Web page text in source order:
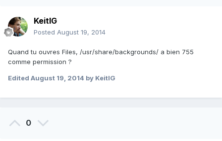
KeitIG
Posted August 19, 2014
Quand tu ouvres Files, /usr/share/backgrounds/ a bien 755
comme permission ?
Edited August 19, 2014 by KeitIG
0